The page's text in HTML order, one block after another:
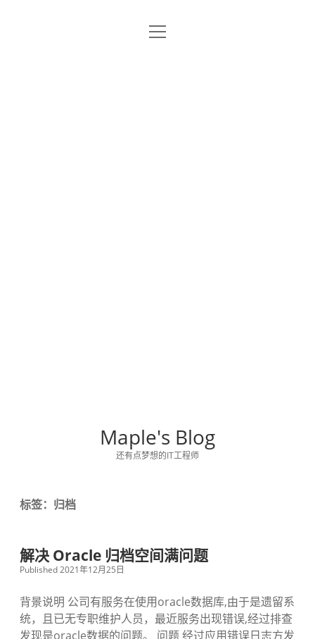
关于博主
o
Maple's Blog
还有点梦想的IT工程师
标签：归档
解决 Oracle 归档空间满问题
Published 2021年12月25日
背景说明 公司有服务在使用oracle数据库,由于是遗留系
统，且已无专职维护人员，最近服务出现错误,经过排查
发现是oracle数据的问题。 问题 经过应用错误日志方发